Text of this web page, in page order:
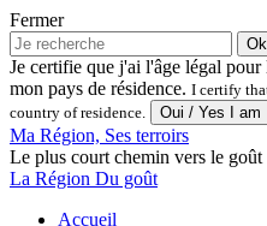
Fermer
Ok
Je certifie que j'ai l'âge légal
mon pays de résidence. I certify
country of residence.
Ma Région, Ses terroirs
Le plus court chemin vers le goût
La Région Du goût
Accueil